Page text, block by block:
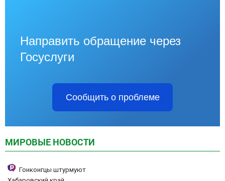
Направить обращение через
Госуслуги
Сообщить о проблеме
МИРОВЫЕ НОВОСТИ
Гонконгцы штурмуют